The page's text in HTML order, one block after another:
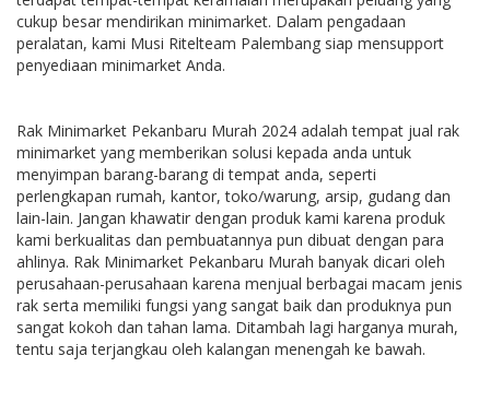
cukup besar mendirikan minimarket. Dalam pengadaan
peralatan, kami Musi Ritelteam Palembang siap mensupport
penyediaan minimarket Anda.
Rak Minimarket Pekanbaru Murah 2024 adalah tempat jual rak
minimarket yang memberikan solusi kepada anda untuk
menyimpan barang-barang di tempat anda, seperti
perlengkapan rumah, kantor, toko/warung, arsip, gudang dan
lain-lain. Jangan khawatir dengan produk kami karena produk
kami berkualitas dan pembuatannya pun dibuat dengan para
ahlinya. Rak Minimarket Pekanbaru Murah banyak dicari oleh
perusahaan-perusahaan karena menjual berbagai macam jenis
rak serta memiliki fungsi yang sangat baik dan produknya pun
sangat kokoh dan tahan lama. Ditambah lagi harganya murah,
tentu saja terjangkau oleh kalangan menengah ke bawah.